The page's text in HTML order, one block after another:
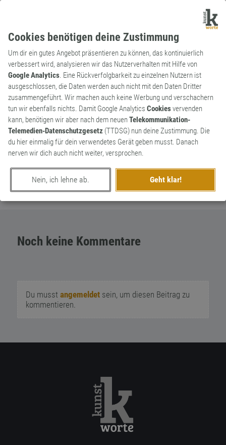
Cookies benötigen deine Zustimmung
Um dir ein gutes Angebot präsentieren zu können, das kontinuierlich
verbessert wird, analysieren wir das Nutzerverhalten mit Hilfe von
Google Analytics. Eine Rückverfolgbarkeit zu einzelnen Nutzern ist
ausgeschlossen, die Daten werden auch nicht mit den Daten Dritter
zusammengeführt. Wir machen auch keine Werbung und verschachern
tun wir ebenfalls nichts. Damit Google Analytics Cookiesvervenden
kann, benötigen wir aber nach dem neuenTelekommunikation-
Telemedien-Datenschutzgesetz (TTDSG) nun deine Zustimmung. Die
du hier einmalig für dein verwendetes Gerät geben musst. Danach
nerven wir dich auch nicht weiter, versprochen.
Nein, ich lehne ab. Geht klar!
Kunstwort
Substantiv
Heucheleinheit
Das Streicheln unliebsamer Seelchen.
0
0
erschaffen vonMartin Söchting
Noch keine Kommentare
Du musst angemeldetsein, um diesen Beitrag zu
kommentieren.